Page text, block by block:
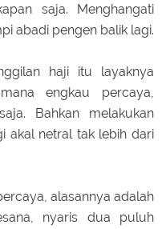
saja. Menghangati
abadi pengen balik lagi.
haji itu layaknya
engkau percaya,
Bahkan melakukan
akal netral tak lebih dari
alasannya adalah
nyaris dua puluh